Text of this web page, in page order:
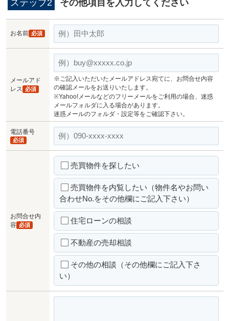
ステップ2 その他項目を入力してください
お名前 必須
メールアド
レス 必須
※ご記入いただいたメールアドレス宛てに、お問合せ内容
の確認メールをお送りいたします。
※Yahoo!メールなどのフリーメールをご利用の場合、迷惑
メールフォルダに入る場合があります。
迷惑メールのフォルダ・設定等をご確認下さい。
電話番号
必須
お問合せ内
容 必須
売買物件を探したい
売買物件を内覧したい（物件名やお問い
合わせNo.をその他欄にご記入下さい）
住宅ローンの相談
不動産の売却相談
その他の相談（その他欄にご記入下さ
い）